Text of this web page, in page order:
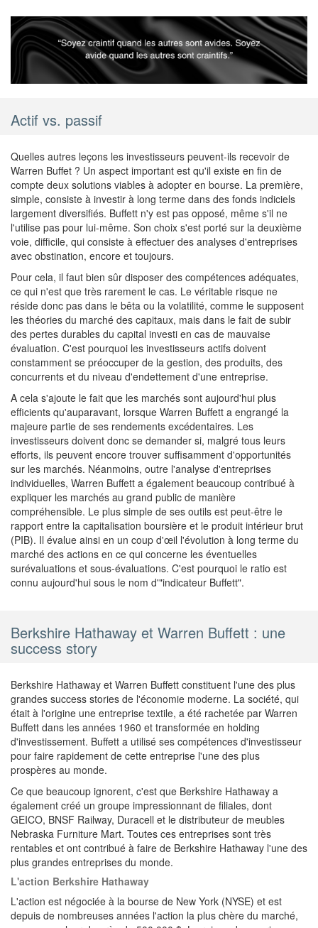
Actif vs. passif
Quelles autres leçons les investisseurs peuvent-ils recevoir de
Warren Buffet ? Un aspect important est qu'il existe en fin de
compte deux solutions viables à adopter en bourse. La première,
simple, consiste à investir à long terme dans des fonds indiciels
largement diversifiés. Buffett n'y est pas opposé, même s'il ne
l'utilise pas pour lui-même. Son choix s'est porté sur la deuxième
voie, difficile, qui consiste à effectuer des analyses d'entreprises
avec obstination, encore et toujours.
Pour cela, il faut bien sûr disposer des compétences adéquates,
ce qui n'est que très rarement le cas. Le véritable risque ne
réside donc pas dans le bêta ou la volatilité, comme le supposent
les théories du marché des capitaux, mais dans le fait de subir
des pertes durables du capital investi en cas de mauvaise
évaluation. C'est pourquoi les investisseurs actifs doivent
constamment se préoccuper de la gestion, des produits, des
concurrents et du niveau d'endettement d'une entreprise.
A cela s'ajoute le fait que les marchés sont aujourd'hui plus
efficients qu'auparavant, lorsque Warren Buffett a engrangé la
majeure partie de ses rendements excédentaires. Les
investisseurs doivent donc se demander si, malgré tous leurs
efforts, ils peuvent encore trouver suffisamment d'opportunités
sur les marchés. Néanmoins, outre l'analyse d'entreprises
individuelles, Warren Buffett a également beaucoup contribué à
expliquer les marchés au grand public de manière
compréhensible. Le plus simple de ses outils est peut-être le
rapport entre la capitalisation boursière et le produit intérieur brut
(PIB). Il évalue ainsi en un coup d'œil l'évolution à long terme du
marché des actions en ce qui concerne les éventuelles
surévaluations et sous-évaluations. C'est pourquoi le ratio est
connu aujourd'hui sous le nom d'"indicateur Buffett".
Berkshire Hathaway et Warren Buffett : une
success story
Berkshire Hathaway et Warren Buffett constituent l'une des plus
grandes success stories de l'économie moderne. La société, qui
était à l'origine une entreprise textile, a été rachetée par Warren
Buffett dans les années 1960 et transformée en holding
d'investissement. Buffett a utilisé ses compétences d'investisseur
pour faire rapidement de cette entreprise l'une des plus
prospères au monde.
Ce que beaucoup ignorent, c'est que Berkshire Hathaway a
également créé un groupe impressionnant de filiales, dont
GEICO, BNSF Railway, Duracell et le distributeur de meubles
Nebraska Furniture Mart. Toutes ces entreprises sont très
rentables et ont contribué à faire de Berkshire Hathaway l'une des
plus grandes entreprises du monde.
L'action Berkshire Hathaway
L'action est négociée à la bourse de New York (NYSE) et est
depuis de nombreuses années l'action la plus chère du marché,